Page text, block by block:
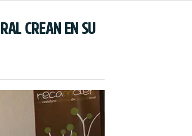
CREAN EN SU